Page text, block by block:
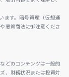
ます。暗号資産（仮想通
悪質商法に御注意くださ
どのコンテンツは一般的
、財務状況または投資対